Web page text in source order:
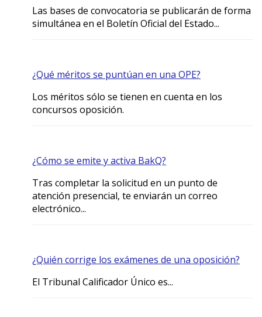
Las bases de convocatoria se publicarán de forma
simultánea en el Boletín Oficial del Estado...
¿Qué méritos se puntúan en una OPE?
Los méritos sólo se tienen en cuenta en los
concursos oposición.
¿Cómo se emite y activa BakQ?
Tras completar la solicitud en un punto de
atención presencial, te enviarán un correo
electrónico...
¿Quién corrige los exámenes de una oposición?
El Tribunal Calificador Único es...